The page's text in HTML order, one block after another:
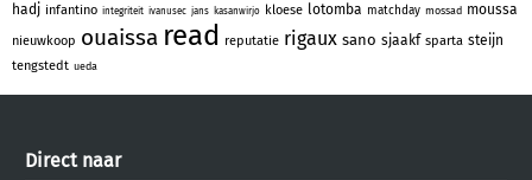
hadj infantino integriteit ivanusec jans kasanwirjo kloese lotomba matchday mossad moussa
nieuwkoop ouaissa read reputatie rigaux sano sjaakf sparta steijn
tengstedt ueda
Direct naar